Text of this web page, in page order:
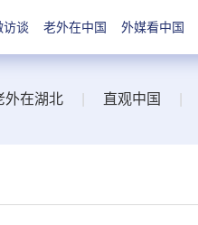
访谈 老外在中国 外媒看中国
外在湖北 直观中国